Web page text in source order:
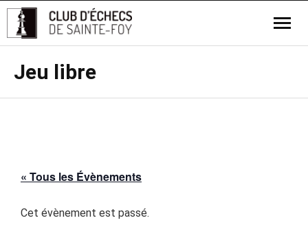
Jeu libre
« Tous les Évènements
Cet évènement est passé.